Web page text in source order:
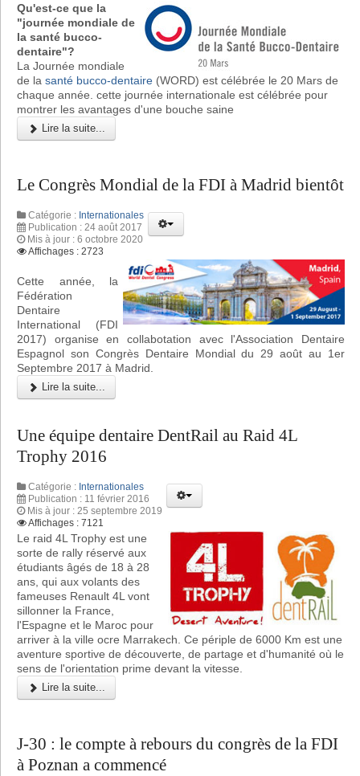
Qu'est-ce que la
"journée mondiale de
la santé bucco-
dentaire"?
La Journée mondiale
de la santé bucco-dentaire (WORD) est célébrée le 20 Mars de
chaque année. cette journée internationale est célébrée pour
montrer les avantages d'une bouche saine
Lire la suite...
Le Congrès Mondial de la FDI à Madrid bientôt
Catégorie : Internationales
Publication : 24 août 2017
Mis à jour : 6 octobre 2020
Affichages : 2723
Cette année, la
Fédération
Dentaire
International (FDI
2017) organise en collabotation avec l'Association Dentaire
Espagnol son Congrès Dentaire Mondial du 29 août au 1er
Septembre 2017 à Madrid.
Lire la suite...
Une équipe dentaire DentRail au Raid 4L
Trophy 2016
Catégorie : Internationales
Publication : 11 février 2016
Mis à jour : 25 septembre 2019
Affichages : 7121
Le raid 4L Trophy est une
sorte de rally réservé aux
étudiants âgés de 18 à 28
ans, qui aux volants des
fameuses Renault 4L vont
sillonner la France,
l'Espagne et le Maroc pour
arriver à la ville ocre Marrakech. Ce périple de 6000 Km est une
aventure sportive de découverte, de partage et d'humanité où le
sens de l'orientation prime devant la vitesse.
Lire la suite...
J-30 : le compte à rebours du congrès de la FDI
à Poznan a commencé